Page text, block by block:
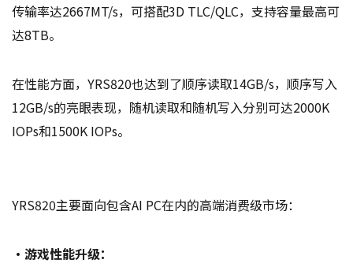
传输率达2667MT/s，可搭配3D TLC/QLC，支持容量最高可
达8TB。
在性能方面，YRS820也达到了顺序读取14GB/s，顺序写入
12GB/s的亮眼表现，随机读取和随机写入分别可达2000K
IOPs和1500K IOPs。
YRS820主要面向包含AI PC在内的高端消费级市场：
·游戏性能升级：